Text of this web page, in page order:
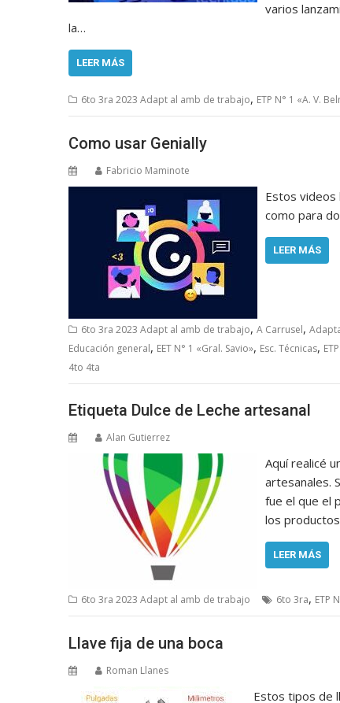
varios
la…
LEER MÁS
6to 3ra 2023 Adapt al amb de trabajo, ETP N° 1 «A. V.
Como usar Genially
Fabricio Maminote
Estos videos
como para
LEER MÁS
6to 3ra 2023 Adapt al amb de trabajo, A Carrusel,
Educación general, EET N° 1 «Gral. Savio», Esc. Técnicas,
4to 4ta
Etiqueta Dulce de Leche artesanal
Alan Gutierrez
Aquí realicé
artesanales.
fue el que el
los
LEER MÁS
6to 3ra 2023 Adapt al amb de trabajo 6to 3ra, ETP
Llave fija de una boca
Roman Llanes
Estos tipos de